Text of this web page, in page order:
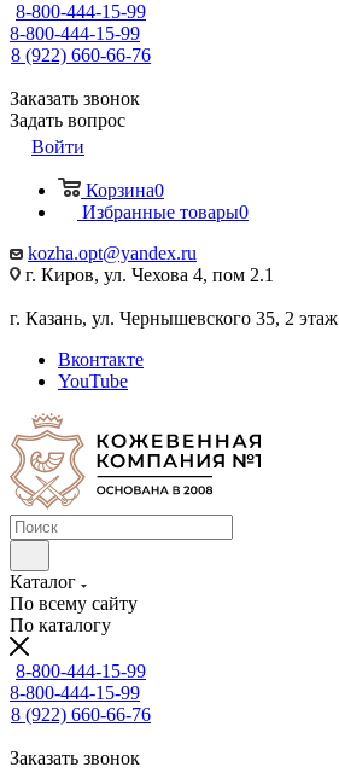
8-800-444-15-99
8-800-444-15-99
8 (922) 660-66-76
Заказать звонок
Задать вопрос
Войти
Корзина0
Избранные товары0
kozha.opt@yandex.ru
г. Киров, ул. Чехова 4, пом 2.1
г. Казань, ул. Чернышевского 35, 2 этаж
Вконтакте
YouTube
Каталог
По всему сайту
По каталогу
8-800-444-15-99
8-800-444-15-99
8 (922) 660-66-76
Заказать звонок